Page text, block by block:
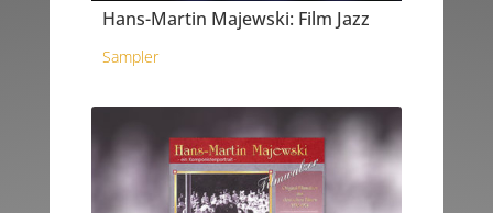
Hans-Martin Majewski: Film Jazz
Sampler